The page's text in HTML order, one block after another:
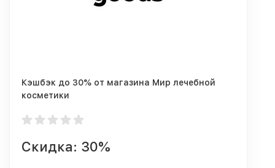
Кэшбэк до 30% от магазина Мир лечебной
косметики
Скидка: 30%